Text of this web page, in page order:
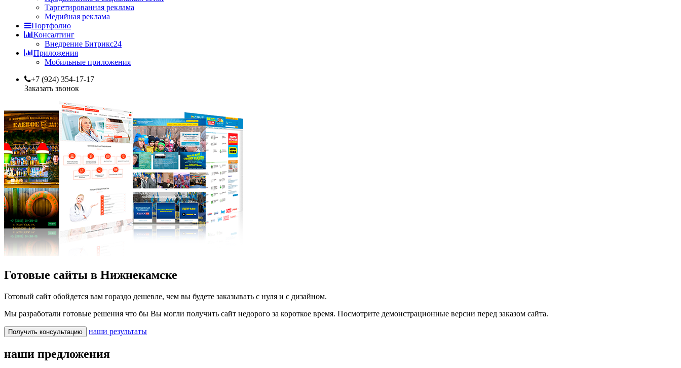
Таргетированная реклама
Медийная реклама
Портфолио
Консалтинг
Внедрение Битрикс24
Приложения
Мобильные приложения
+7 (924) 354-17-17
Заказать звонок
Готовые сайты в Нижнекамске
Готовый сайт обойдется вам гораздо дешевле, чем вы будете заказывать с нуля и с дизайном.
Мы разработали готовые решения что бы Вы могли получить сайт недорого за короткое время. Посмотрите демонстрационные версии перед заказом сайта.
Получить консультацию наши результаты
наши предложения